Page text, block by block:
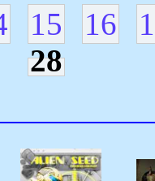
15 16
28